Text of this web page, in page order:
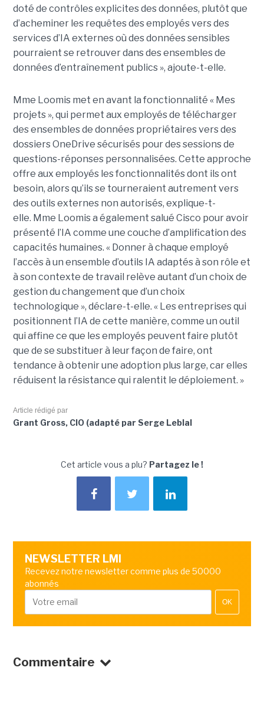
doté de contrôles explicites des données, plutôt que
d’acheminer les requêtes des employés vers des
services d’IA externes où des données sensibles
pourraient se retrouver dans des ensembles de
données d’entraînement publics », ajoute-t-elle.
Mme Loomis met en avant la fonctionnalité « Mes
projets », qui permet aux employés de télécharger
des ensembles de données propriétaires vers des
dossiers OneDrive sécurisés pour des sessions de
questions-réponses personnalisées. Cette approche
offre aux employés les fonctionnalités dont ils ont
besoin, alors qu’ils se tourneraient autrement vers
des outils externes non autorisés, explique-t-
elle. Mme Loomis a également salué Cisco pour avoir
présenté l’IA comme une couche d’amplification des
capacités humaines. « Donner à chaque employé
l’accès à un ensemble d’outils IA adaptés à son rôle et
à son contexte de travail relève autant d’un choix de
gestion du changement que d’un choix
technologique », déclare-t-elle. « Les entreprises qui
positionnent l’IA de cette manière, comme un outil
qui affine ce que les employés peuvent faire plutôt
que de se substituer à leur façon de faire, ont
tendance à obtenir une adoption plus large, car elles
réduisent la résistance qui ralentit le déploiement. »
Article rédigé par
Grant Gross, CIO (adapté par Serge Leblal
Cet article vous a plu? Partagez le !
NEWSLETTER LMI
Recevez notre newsletter comme plus de 50000
abonnés
OK
Commentaire